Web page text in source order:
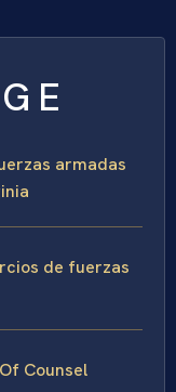
armadas
de fuerzas
Counsel